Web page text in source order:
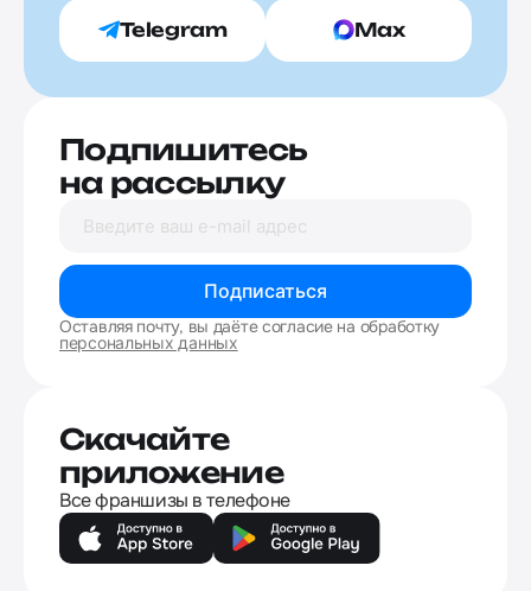
Telegram Max
Подпишитесь
на рассылку
Подписаться
Оставляя почту, вы даёте согласие на обработку
персональных данных
Скачайте
приложение
Все франшизы в телефоне